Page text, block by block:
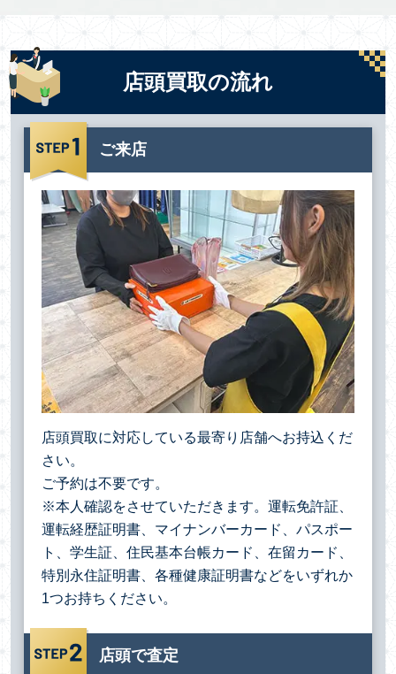
店頭買取の流れ
ご来店
店頭買取に対応している最寄り店舗へお持込くだ
さい。
ご予約は不要です。
※本人確認をさせていただきます。運転免許証、
運転経歴証明書、マイナンバーカード、パスポー
ト、学生証、住民基本台帳カード、在留カード、
特別永住証明書、各種健康証明書などをいずれか
1つお持ちください。
店頭で査定